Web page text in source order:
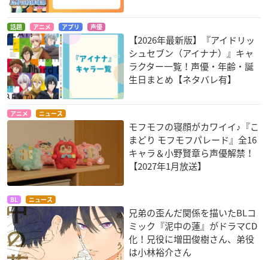
話題 アニメ アプリ 声優
【2026年最新版】『アイドリッ
シュセブン（アイナナ）』キャ
ラクター一覧！声優・年齢・誕
生日まとめ【ネタバレ有】
アニメ ニュース
モフモフの寝顔がカワイイ♪『こ
まどり モフモフパレード』全16
キャラ＆小野賢章ら声優解禁！
【2027年1月放送】
BL ニュース
兄弟の歪んだ関係を描いたBLコ
ミック『泥中の蓮』がドラマCD
化！兄役に増田俊樹さん、弟役
は小林裕介さん